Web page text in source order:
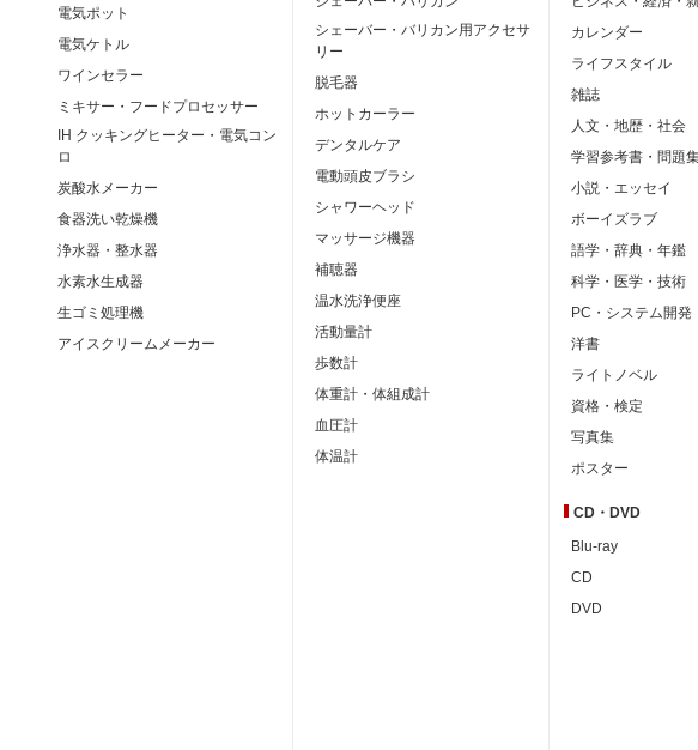
電気ポット
電気ケトル
ワインセラー
ミキサー・フードプロセッサー
IH クッキングヒーター・電気コン
ロ
炭酸水メーカー
食器洗い乾燥機
浄水器・整水器
水素水生成器
生ゴミ処理機
アイスクリームメーカー
シェーバー・バリカン用アクセサ
リー
脱毛器
ホットカーラー
デンタルケア
電動頭皮ブラシ
シャワーヘッド
マッサージ機器
補聴器
温水洗浄便座
活動量計
歩数計
体重計・体組成計
血圧計
体温計
カレンダー
ライフスタイル
雑誌
人文・地歴・社会
学習参考書・問題
小説・エッセイ
ボーイズラブ
語学・辞典・年鑑
科学・医学・技術
PC・システム開発
洋書
ライトノベル
資格・検定
写真集
ポスター
CD・DVD
Blu-ray
CD
DVD